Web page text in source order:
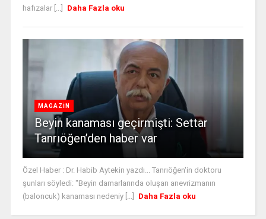
hafızalar [...]
Daha Fazla oku
MAGAZİN
Beyin kanaması geçirmişti: Settar
Tanrıöğen’den haber var
Özel Haber : Dr. Habib Aytekin yazdı... Tanrıöğen'in doktoru
şunları söyledi: "Beyin damarlarında oluşan anevrizmanın
(baloncuk) kanaması nedeniy [...]
Daha Fazla oku